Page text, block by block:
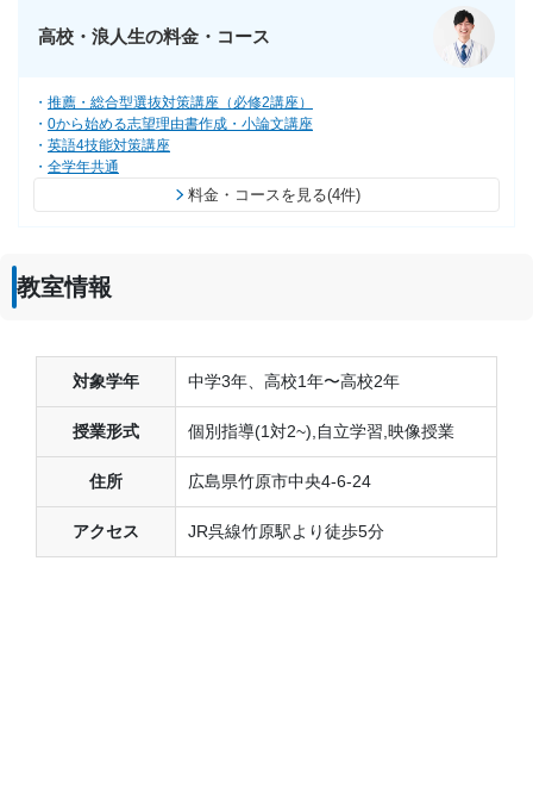
高校・浪人生の料金・コース
推薦・総合型選抜対策講座（必修2講座）
0から始める志望理由書作成・小論文講座
英語4技能対策講座
全学年共通
料金・コースを見る(4件)
教室情報
対象学年 中学3年、高校1年〜高校2年
授業形式 個別指導(1対2~),自立学習,映像授業
住所 広島県竹原市中央4-6-24
アクセス JR呉線竹原駅より徒歩5分